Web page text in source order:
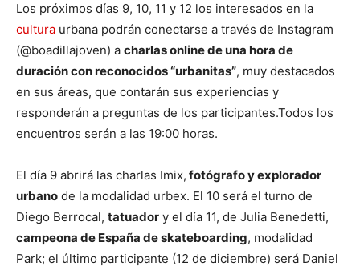
Los próximos días 9, 10, 11 y 12 los interesados en la
cultura urbana podrán conectarse a través de Instagram
(@boadillajoven) a charlas online de una hora de
duración con reconocidos “urbanitas”, muy destacados
en sus áreas, que contarán sus experiencias y
responderán a preguntas de los participantes.Todos los
encuentros serán a las 19:00 horas.
El día 9 abrirá las charlas Imix, fotógrafo y explorador
urbano de la modalidad urbex. El 10 será el turno de
Diego Berrocal, tatuador y el día 11, de Julia Benedetti,
campeona de España de skateboarding, modalidad
Park; el último participante (12 de diciembre) será Daniel